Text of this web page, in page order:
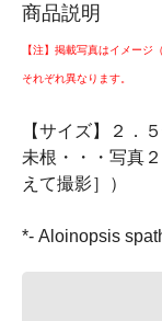
商品説明
【注】掲載写真はイメージ
それぞれ異なります。
【サイズ】２．
未根・・・写真
えて撮影］）
*- Aloinopsis